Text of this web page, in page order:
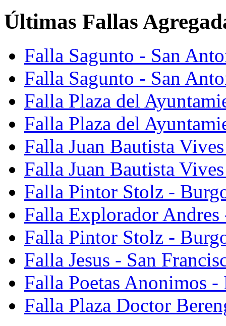
Últimas Fallas
Falla Sagunto - San
Falla Sagunto - San
Falla Plaza del
Falla Plaza del
Falla Juan Bautista
Falla Juan Bautista
Falla Pintor Stolz -
Falla Explorador Andres
Falla Pintor Stolz -
Falla Jesus - San
Falla Poetas Anonimos
Falla Plaza Doctor